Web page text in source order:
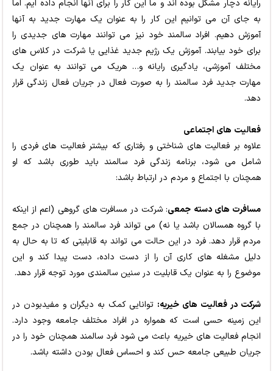
رایانه دچار مشکل بوده اند و ما این کار را برای آنها انجام داده ایم. اما
به جای آن می توانیم این کار را به عنوان یک مهارت جدید به آنها
آموزش دهیم. افراد سالمند خود نیز می توانند مهارت های جدیدی را
برای خود بیابند. آموزش یک رژیم جدید غذایی یا شرکت در کلاس های
مختلف آموزشی، یادگیری رایانه و… هریک می توانند به عنوان یک
مهارت جدید فرد سالمند را به صورت فعال در جریان فعال زندگی قرار
دهد.
فعالیت های اجتماعی
علاوه بر فعالیت های شناختی و رفتاری که بیشتر فعالیت های فردی را
شامل می شود، برنامه زندگی فرد سالمند باید طوری باشد که او
همچنان با اجتماع و مردم در ارتباط باشد:
مسافرت های دسته جمعی: شرکت در مسافرت های گروهی (اعم از اینکه
با گروه همسالان باشد یا نه) می تواند فرد سالمند را همچنان در جمع
مردم قرار دهد. فرد در این حالت می تواند به قابلیتی که تا به حال به
دلیل مشغله های کاری آن را از دست داده، دست پیدا کند و این
موضوع را به عنوان یک قابلیت در سنین سالمندی مورد توجه قرار دهد.
شرکت در فعالیت های خیریه: توانایی کمک به دیگران و مفیدبودن در
این زمینه حسی است که همواره در افراد مختلف جامعه وجود دارد.
انجام فعالیت های خیریه باعث می شود فرد سالمند همچنان خود را در
جریان طبیعی جامعه حس کند و احساس فعال بودن داشته باشد.